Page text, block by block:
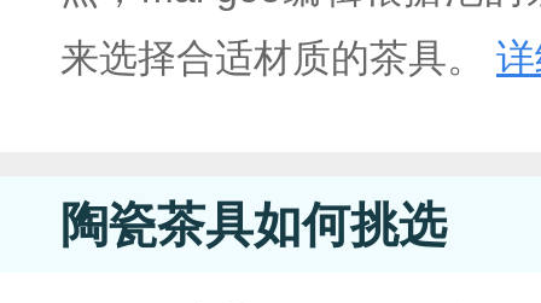
来选择合适材质的茶具。
陶瓷茶具如何挑选